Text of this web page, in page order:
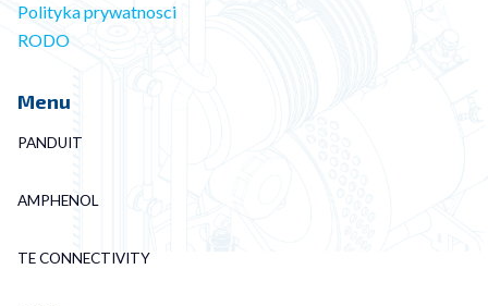
Polityka prywatnosci
RODO
Menu
PANDUIT
AMPHENOL
TE CONNECTIVITY